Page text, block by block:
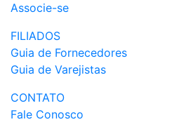
Associe-se
FILIADOS
Guia de Fornecedores
Guia de Varejistas
CONTATO
Fale Conosco